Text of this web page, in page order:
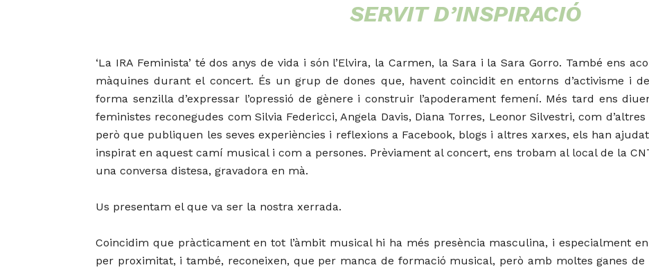
SERVIT D’INSPIRACIÓ
‘La IRA Feminista’ té dos anys de vida i són l’Elvira, la Carmen, la Sara i la Sara Gorro. També ens
màquines durant el concert. És un grup de dones que, havent coincidit en entorns d’activisme i
forma senzilla d’expressar l’opressió de gènere i construir l’apoderament femení. Més tard ens
feministes reconegudes com Silvia Federicci, Angela Davis, Diana Torres, Leonor Silvestri, com
però que publiquen les seves experiències i reflexions a Facebook, blogs i altres xarxes, els han
inspirat en aquest camí musical i com a persones. Prèviament al concert, ens trobam al local de la
una conversa distesa, gravadora en mà.
Us presentam el que va ser la nostra xerrada.
Coincidim que pràcticament en tot l’àmbit musical hi ha més presència masculina, i especialment
per proximitat, i també, reconeixen, que per manca de formació musical, però amb moltes ganes de